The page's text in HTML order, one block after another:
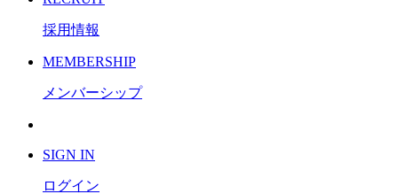
採用情報
MEMBERSHIP
メンバーシップ
SIGN IN
ログイン